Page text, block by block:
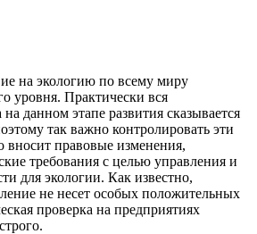
на экологию по всему миру
уровня. Практически вся
на данном этапе развития сказывается
так важно контролировать эти
вносит правовые изменения,
требования с целью управления и
для экологии. Как известно,
не несет особых положительных
проверка на предприятиях